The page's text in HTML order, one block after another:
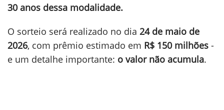
30 anos dessa modalidade.
O sorteio será realizado no dia 24 de maio de
2026, com prêmio estimado em R$ 150 milhões -
e um detalhe importante: o valor não acumula.